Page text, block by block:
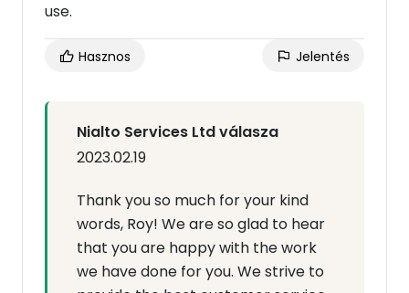
use.
Hasznos Jelentés
Nialto Services Ltd válasza
2023.02.19
Thank you so much for your kind
words, Roy! We are so glad to hear
that you are happy with the work
we have done for you. We strive to